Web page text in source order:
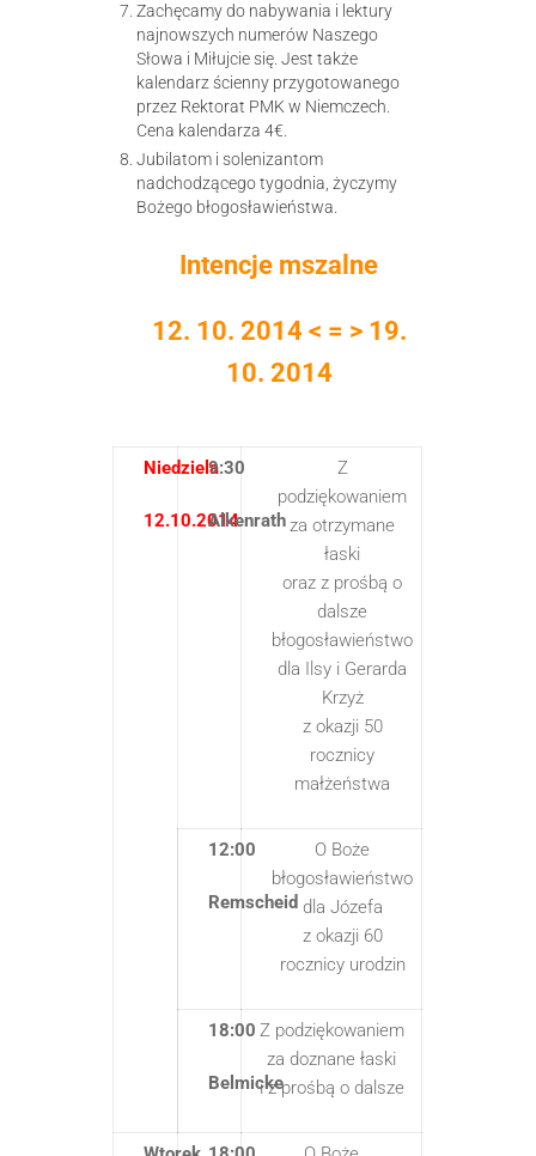
Zachęcamy do nabywania i lektury
najnowszych numerów Naszego
Słowa i Miłujcie się. Jest także
kalendarz ścienny przygotowanego
przez Rektorat PMK w Niemczech.
Cena kalendarza 4€.
Jubilatom i solenizantom
nadchodzącego tygodnia, życzymy
Bożego błogosławieństwa.
Intencje mszalne
12. 10. 2014 < = > 19.
10. 2014
Niedziela
12.10.2014
9:30
Alkenrath
Z
podziękowaniem
za otrzymane
łaski
oraz z prośbą o
dalsze
błogosławieństwo
dla Ilsy i Gerarda
Krzyż
z okazji 50
rocznicy
małżeństwa
12:00
Remscheid
O Boże
błogosławieństwo
dla Józefa
z okazji 60
rocznicy urodzin
18:00
Belmicke
Z podziękowaniem
za doznane łaski
i z prośbą o dalsze